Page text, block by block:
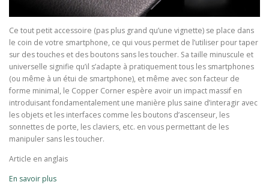
Ce tout petit accessoire (pas plus grand qu’une vignette) se place dans
le coin de votre smartphone, ce qui vous permet de l’utiliser pour taper
sur des touches et des boutons sans les toucher. Sa taille minuscule et
universelle signifie qu’il s’adapte à pratiquement tous les smartphones
(ou même à un étui de smartphone), et même avec son facteur de
forme minimal, le Copper Corner espère avoir un impact massif en
introduisant fondamentalement une manière plus saine d’interagir avec
les objets et les interfaces comme les boutons d’ascenseur, les
sonnettes de porte, les claviers, etc. en vous permettant de les
manipuler sans les toucher.
Article en anglais
En savoir plus